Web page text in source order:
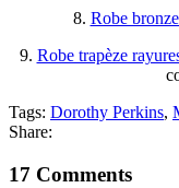
8. Robe
9. Robe trapèze
Tags: Dorothy Perkins,
Share:
17 Comments